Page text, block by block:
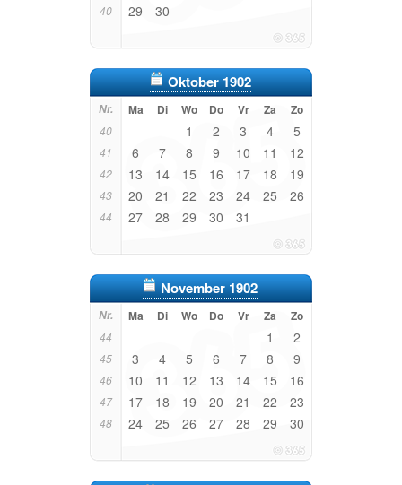
40 29 30
Oktober 1902
Nr. Ma Di Wo Do Vr Za Zo
40 1 2 3 4 5
41 6 7 8 9 10 11 12
42 13 14 15 16 17 18 19
43 20 21 22 23 24 25 26
44 27 28 29 30 31
November 1902
Nr. Ma Di Wo Do Vr Za Zo
44 1 2
45 3 4 5 6 7 8 9
46 10 11 12 13 14 15 16
47 17 18 19 20 21 22 23
48 24 25 26 27 28 29 30